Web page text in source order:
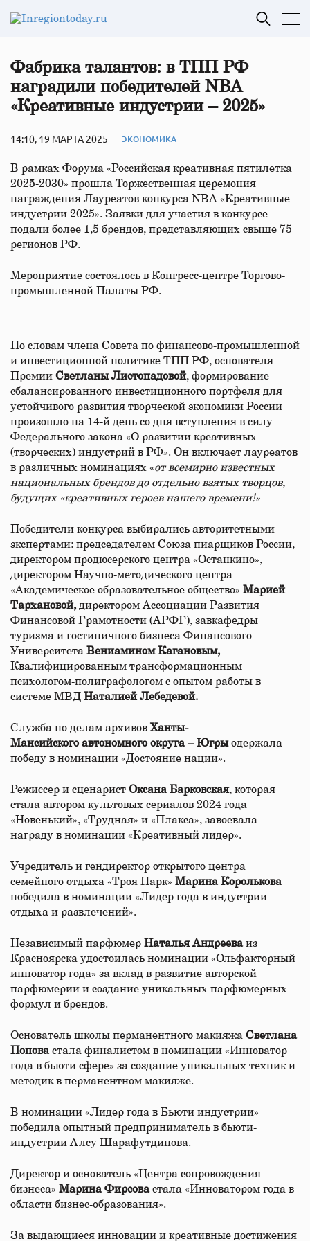
Фабрика талантов: в ТПП РФ
наградили победителей NBA
«Креативные индустрии – 2025»
14:10, 19 МАРТА 2025 ЭКОНОМИКА
В рамках Форума «Российская креативная пятилетка
2025-2030» прошла Торжественная церемония
награждения Лауреатов конкурса NBA «Креативные
индустрии 2025». Заявки для участия в конкурсе
подали более 1,5 брендов, представляющих свыше 75
регионов РФ.
Мероприятие состоялось в Конгресс-центре Торгово-
промышленной Палаты РФ.
По словам члена Совета по финансово-промышленной
и инвестиционной политике ТПП РФ, основателя
Премии Светланы Листопадовой, формирование
сбалансированного инвестиционного портфеля для
устойчивого развития творческой экономики России
произошло на 14-й день со дня вступления в силу
Федерального закона «О развитии креативных
(творческих) индустрий в РФ». Он включает лауреатов
в различных номинациях «от всемирно известных
национальных брендов до отдельно взятых творцов,
будущих «креативных героев нашего времени!»
Победители конкурса выбирались авторитетными
экспертами: председателем Союза пиарщиков России,
директором продюсерского центра «Останкино»,
директором Научно-методического центра
«Академическое образовательное общество» Марией
Тархановой, директором Ассоциации Развития
Финансовой Грамотности (АРФГ), завкафедры
туризма и гостиничного бизнеса Финансового
Университета Вениамином Кагановым,
Квалифицированным трансформационным
психологом-полиграфологом с опытом работы в
системе МВД Наталией Лебедевой.
Служба по делам архивов Ханты-
Мансийского автономного округа – Югрыодержала
победу в номинации «Достояние нации».
Режиссер и сценарист Оксана Барковская, которая
стала автором культовых сериалов 2024 года
«Новенький», «Трудная» и «Плакса», завоевала
награду в номинации «Креативный лидер».
Учредитель и гендиректор открытого центра
семейного отдыха «Троя Парк» Марина Королькова
победила в номинации «Лидер года в индустрии
отдыха и развлечений».
Независимый парфюмер Наталья Андрееваиз
Красноярска удостоилась номинации «Ольфакторный
инноватор года» за вклад в развитие авторской
парфюмерии и создание уникальных парфюмерных
формул и брендов.
Основатель школы перманентного макияжа Светлана
Поповастала финалистом в номинации «Инноватор
года в бьюти сфере» за создание уникальных техник и
методик в перманентном макияже.
В номинации «Лидер года в Бьюти индустрии»
победила опытный предприниматель в бьюти-
индустрии Алсу Шарафутдинова.
Директор и основатель «Центра сопровождения
бизнеса» Марина Фирсовастала «Инноватором года в
области бизнес-образования».
За выдающиеся инновации и креативные достижения